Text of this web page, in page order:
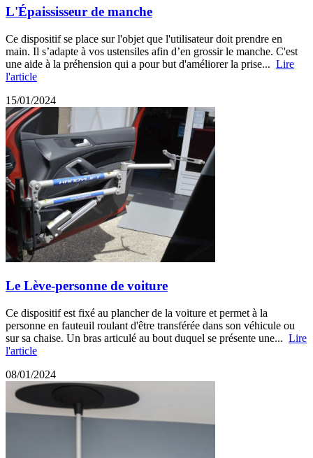
L'Épaississeur de manche
Ce dispositif se place sur l'objet que l'utilisateur doit prendre en
main. Il s’adapte à vos ustensiles afin d’en grossir le manche. C'est
une aide à la préhension qui a pour but d'améliorer la prise... Lire
l'article
15/01/2024
Le Lève-personne de voiture
Ce dispositif est fixé au plancher de la voiture et permet à la
personne en fauteuil roulant d'être transférée dans son véhicule ou
sur sa chaise. Un bras articulé au bout duquel se présente une... Lire
l'article
08/01/2024